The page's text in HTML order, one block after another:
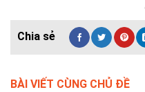
BÀI VIẾT CÙNG CHỦ ĐỀ